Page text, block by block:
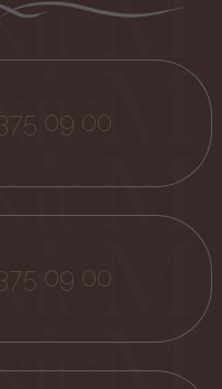
09 00
09 00